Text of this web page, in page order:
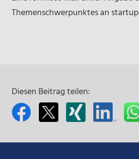
Themenschwerpunktes an
Diesen Beitrag teilen: